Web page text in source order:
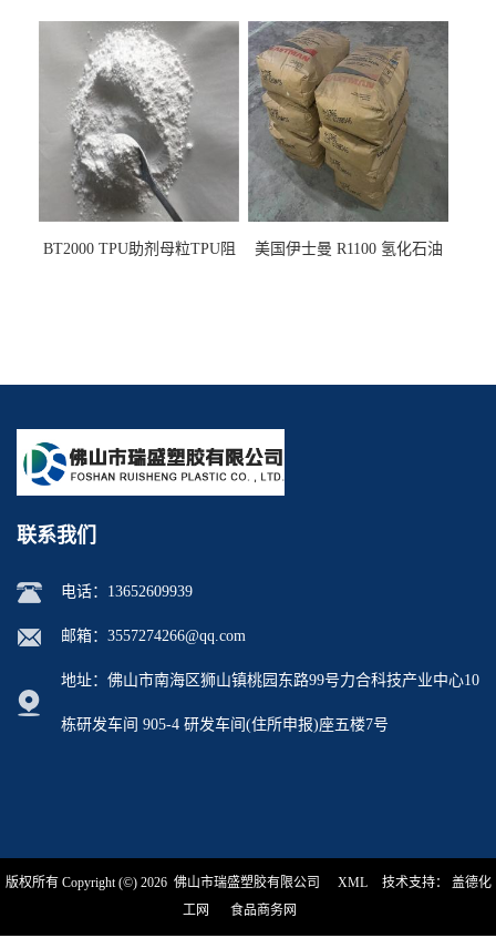
墨阻燃剂 TPU抗黄变剂 抗黄
变耐黄剂
剂雾面滑剂防粘剂 TPU抗黄
变剂 抗黄变耐黄剂
BT2000 TPU助剂母粒TPU阻
美国伊士曼 R1100 氢化石油
联系我们
电话： 13652609939
邮箱： 3557274266@qq.com
地址：佛山市南海区狮山镇桃园东路99号力合科技产业中心10
栋研发车间 905-4 研发车间(住所申报)座五楼7号
版权所有 Copyright (©) 2026 佛山市瑞盛塑胶有限公司 XML 技术支持： 盖德化
工网
食品商务网